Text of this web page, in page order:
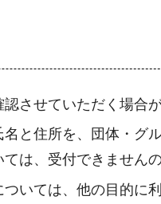
させていただく場合
と住所を、団体・グ
は、受付できません
いては、他の目的に